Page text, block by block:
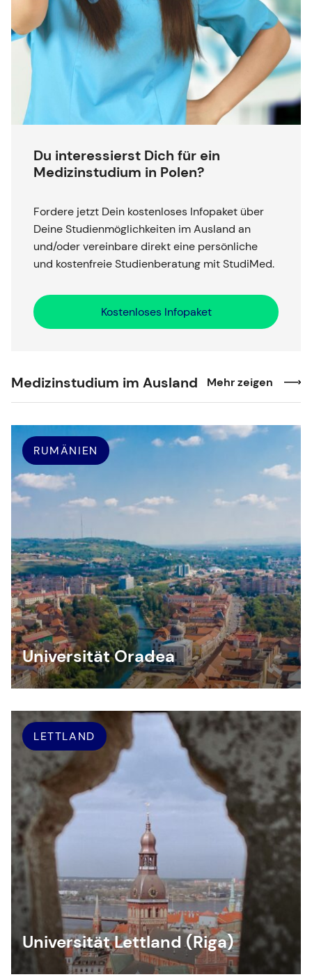
Du interessierst Dich für ein
Medizinstudium in Polen?
Fordere jetzt Dein kostenloses Infopaket über
Deine Studienmöglichkeiten im Ausland an
und/oder vereinbare direkt eine persönliche
und kostenfreie Studienberatung mit StudiMed.
Kostenloses Infopaket
Medizinstudium im Ausland Mehr zeigen
RUMÄNIEN
Universität Oradea
LETTLAND
Universität Lettland (Riga)